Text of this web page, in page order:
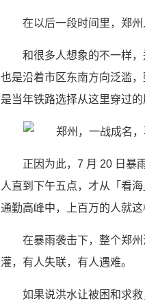
在以后一段时间里，郑
和很多人想象的不一样
也是沿着市区东南方向泛滥
是当年铁路选择从这里穿过的
正因为此，7 月 20 日暴
人直到下午五点，才从「看
通勤高峰中，上百万的人就
在暴雨袭击下，整个郑
灌，有人失联，有人遇难。
如果说洪水让被困和求